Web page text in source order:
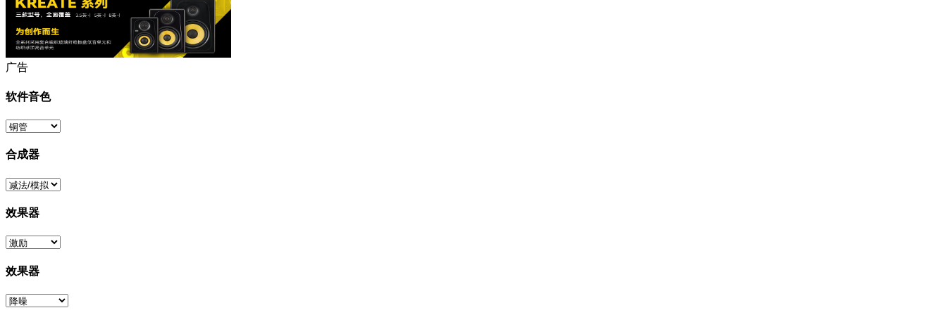
广告
软件音色
合成器
效果器
效果器